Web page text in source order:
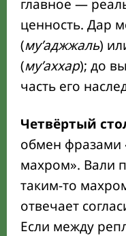
главное —
ценность. Дар
(му’аджжаль)
(му’аххар); до
часть его
Четвёртый
обмен фразами
махром . Вали
таким-то
отвечает
Если между